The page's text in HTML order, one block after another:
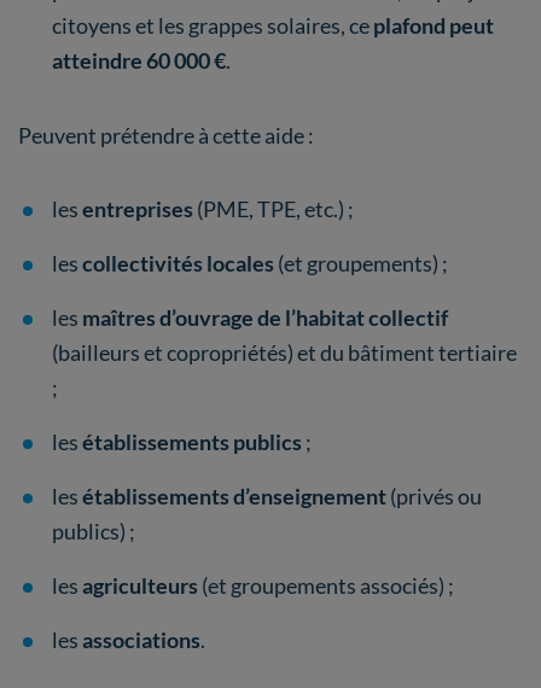
citoyens et les grappes solaires, ceplafond peut
atteindre 60 000 €.
Peuvent prétendre à cette aide :
lesentreprises (PME, TPE, etc.) ;
lescollectivités locales (et groupements) ;
les maîtres d’ouvrage de l’habitat collectif
(bailleurs et copropriétés) et du bâtiment tertiaire
;
lesétablissements publics ;
lesétablissements d’enseignement(privés ou
publics) ;
lesagriculteurs (et groupements associés) ;
lesassociations.